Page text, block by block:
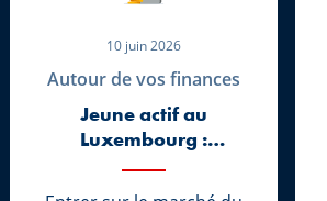
10 juin 2026
Autour de vos finances
Jeune actif au
Luxembourg :
pourquoi faire une
déclaration d’impôts,